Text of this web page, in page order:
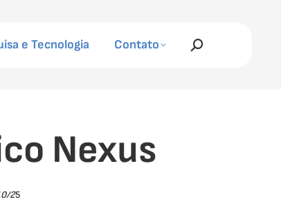
e Tecnologia Contato Search:
Nexus
25